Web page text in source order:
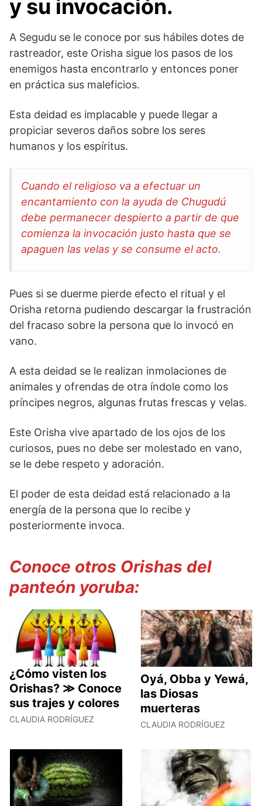
y su invocación.
A Segudu se le conoce por sus hábiles dotes de
rastreador, este Orisha sigue los pasos de los
enemigos hasta encontrarlo y entonces poner
en práctica sus maleficios.
Esta deidad es implacable y puede llegar a
propiciar severos daños sobre los seres
humanos y los espíritus.
Cuando el religioso va a efectuar un
encantamiento con la ayuda de Chugudú
debe permanecer despierto a partir de que
comienza la invocación justo hasta que se
apaguen las velas y se consume el acto.
Pues si se duerme pierde efecto el ritual y el
Orisha retorna pudiendo descargar la frustración
del fracaso sobre la persona que lo invocó en
vano.
A esta deidad se le realizan inmolaciones de
animales y ofrendas de otra índole como los
príncipes negros, algunas frutas frescas y velas.
Este Orisha vive apartado de los ojos de los
curiosos, pues no debe ser molestado en vano,
se le debe respeto y adoración.
El poder de esta deidad está relacionado a la
energía de la persona que lo recibe y
posteriormente invoca.
Conoce otros Orishas del
panteón yoruba:
¿Cómo visten los
Orishas? ≫ Conoce
sus trajes y colores
CLAUDIA RODRÍGUEZ
Oyá, Obba y Yewá,
las Diosas
muerteras
CLAUDIA RODRÍGUEZ